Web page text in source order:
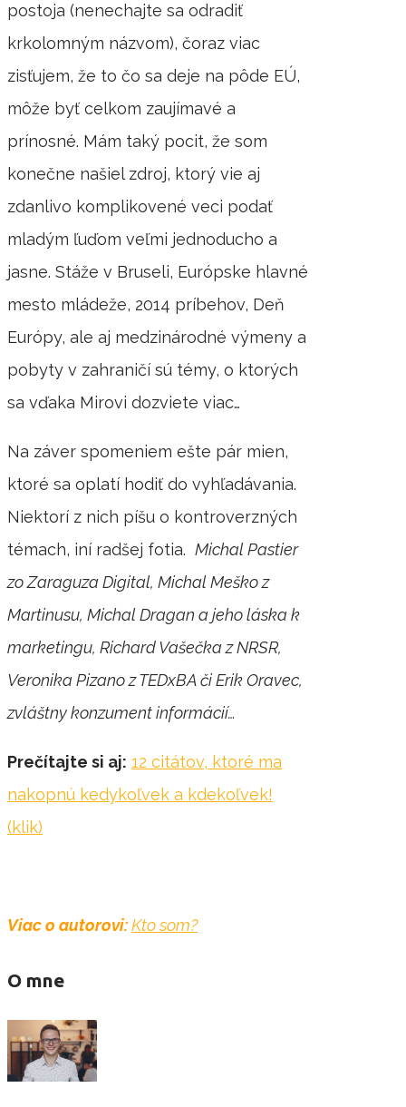
postoja (nenechajte sa odradiť
krkolomným názvom), čoraz viac
zisťujem, že to čo sa deje na pôde EÚ,
môže byť celkom zaujímavé a
prínosné. Mám taký pocit, že som
konečne našiel zdroj, ktorý vie aj
zdanlivo komplikovené veci podať
mladým ľuďom veľmi jednoducho a
jasne. Stáže v Bruseli, Európske hlavné
mesto mládeže, 2014 príbehov, Deň
Európy, ale aj medzinárodné výmeny a
pobyty v zahraničí sú témy, o ktorých
sa vďaka Mirovi dozviete viac…
Na záver spomeniem ešte pár mien,
ktoré sa oplatí hodiť do vyhľadávania.
Niektorí z nich píšu o kontroverzných
témach, iní radšej fotia. Michal Pastier
zo Zaraguza Digital, Michal Meško z
Martinusu, Michal Dragan a jeho láska k
marketingu, Richard Vašečka z NRSR,
Veronika Pizano z TEDxBA či Erik Oravec,
zvláštny konzument informácií…
Prečítajte si aj: 12 citátov, ktoré ma
nakopnú kedykoľvek a kdekoľvek!
(klik)
Viac o autorovi:Kto som?
O mne